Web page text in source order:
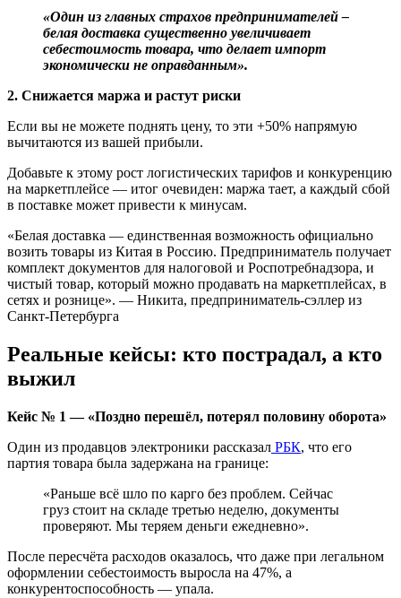
«Один из главных страхов предпринимателей –
белая доставка существенно увеличивает
себестоимость товара, что делает импорт
экономически не оправданным».
2. Снижается маржа и растут риски
Если вы не можете поднять цену, то эти +50% напрямую
вычитаются из вашей прибыли.
Добавьте к этому рост логистических тарифов и конкуренцию
на маркетплейсе — итог очевиден: маржа тает, а каждый сбой
в поставке может привести к минусам.
«Белая доставка — единственная возможность официально
возить товары из Китая в Россию. Предприниматель получает
комплект документов для налоговой и Роспотребнадзора, и
чистый товар, который можно продавать на маркетплейсах, в
сетях и рознице». — Никита, предприниматель-сэллер из
Санкт-Петербурга
Реальные кейсы: кто пострадал, а кто
выжил
Кейс № 1 — «Поздно перешёл, потерял половину оборота»
Один из продавцов электроники рассказал РБК, что его
партия товара была задержана на границе:
«Раньше всё шло по карго без проблем. Сейчас
груз стоит на складе третью неделю, документы
проверяют. Мы теряем деньги ежедневно».
После пересчёта расходов оказалось, что даже при легальном
оформлении себестоимость выросла на 47%, а
конкурентоспособность — упала.